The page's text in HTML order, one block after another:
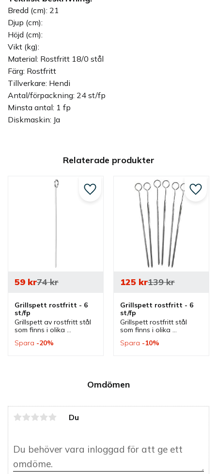
Bredd (cm): 21
Djup (cm):
Höjd (cm):
Vikt (kg):
Material: Rostfritt 18/0 stål
Färg: Rostfritt
Tillverkare: Hendi
Antal/förpackning: 24 st/fp
Minsta antal: 1 fp
Diskmaskin: Ja
Omdömen
Du
Relaterade produkter
Grillspett rostfritt - 6
st/fp
Grillspett av rostfritt stål
som finns i olika
passar bra till
59kr74kr
Spara 20%
Lägg till i favoriter
Grillspett rostfritt - 6
st/fp
Grillspett rostfritt stål
som finns i olika
passar bra till
125kr139kr
Spara 10%
Lägg